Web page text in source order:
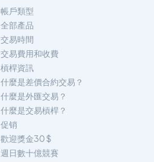
帳戶類型
全部產品
交易時間
交易費用和收費
槓桿資訊
什麼是差價合約交易？
什麼是外匯交易？
什麼是交易槓桿？
促销
歡迎獎金30 $
週日數十億競賽